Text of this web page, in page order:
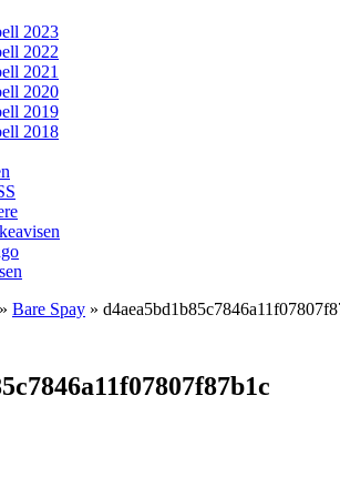
2023
2022
2021
2020
2019
2018
» Bare Spay »